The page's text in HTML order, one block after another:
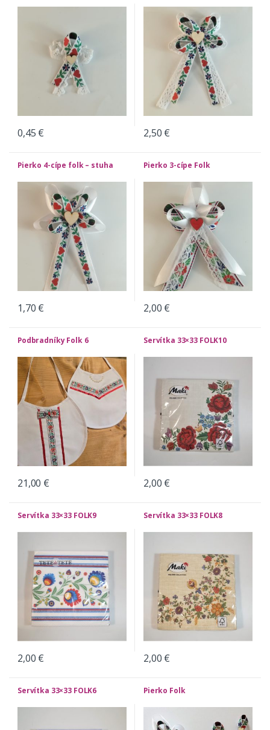
0,45 € 2,50 €
Pierko 4-cípe folk – stuha
1,70 €
Pierko 3-cípe Folk
2,00 €
Podbradníky Folk 6
21,00 €
Servítka 33×33 FOLK10
2,00 €
Servítka 33×33 FOLK9
2,00 €
Servítka 33×33 FOLK8
2,00 €
Servítka 33×33 FOLK6 Pierko Folk